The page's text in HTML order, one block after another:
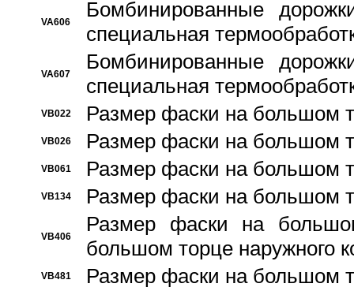
VA606
Бомбинированные
специальная
VA607
Бомбинированные
специальная
VB022 Размер фаски на большом
VB026 Размер фаски на большом
VB061 Размер фаски на большом
VB134 Размер фаски на большом
VB406
Размер фаски на
большом торце наружного
VB481 Размер фаски на большом